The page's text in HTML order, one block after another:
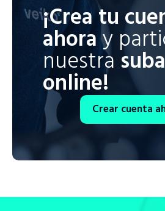
¡Crea tu
ahoray
nuestra
online!
Crear cuenta